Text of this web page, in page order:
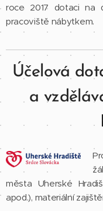
roce 2017 dotaci na
pracoviště nábytkem.
Účelová
a
města Uherské
apod.), materiální